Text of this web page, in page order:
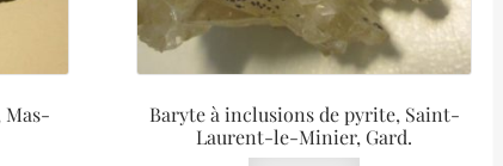
Mas-
Baryte à inclusions de pyrite, Saint-
Laurent-le-Minier, Gard.